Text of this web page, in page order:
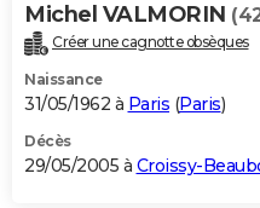
Michel VALMORIN
Créer une cagnotte obsèques
Naissance
31/05/1962 à Paris (Paris)
Décès
29/05/2005 à Croissy-